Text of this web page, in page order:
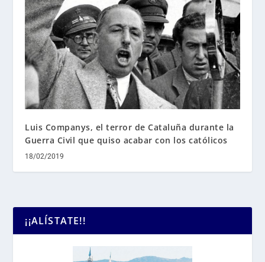
Luis Companys, el terror de Cataluña durante la
Guerra Civil que quiso acabar con los católicos
18/02/2019
¡¡ALÍSTATE!!